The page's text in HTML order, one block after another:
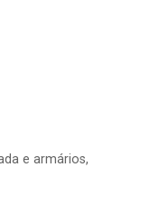
e armários,